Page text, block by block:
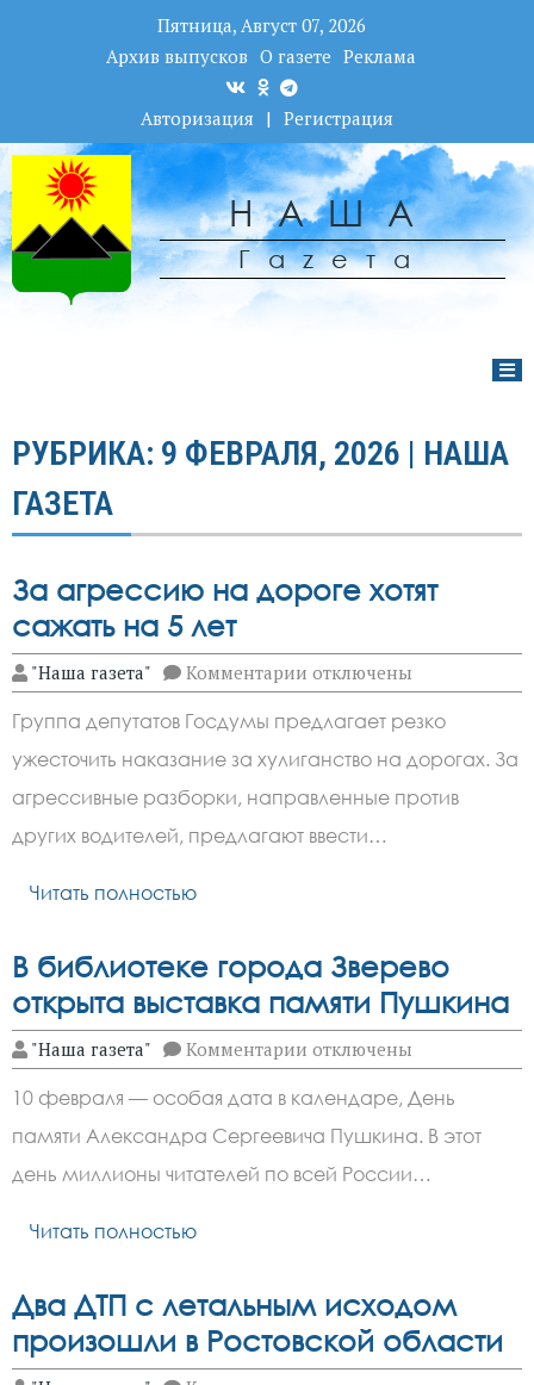
Пятница, Август 07, 2026
Архив выпусков О газете Реклама
Авторизация | Регистрация
НАША
Гаzета
РУБРИКА: 9 ФЕВРАЛЯ, 2026 | НАША
ГАЗЕТА
За агрессию на дороге хотят
сажать на 5 лет
"Наша газета" Комментарии к
записи
агрессию
на
дороге
хотят
сажать
на
отключены
Группа депутатов Госдумы предлагает резко
ужесточить наказание за хулиганство на дорогах. За
агрессивные разборки, направленные против
других водителей, предлагают ввести…
Читать полностью
В библиотеке города Зверево
открыта выставка памяти Пушкина
"Наша газета" Комментарии к
записи
библиотеке
города
Зверево
открыта
выставка
отключены
10 февраля — особая дата в календаре, День
памяти Александра Сергеевича Пушкина. В этот
день миллионы читателей по всей России…
Читать полностью
Два ДТП с летальным исходом
произошли в Ростовской области